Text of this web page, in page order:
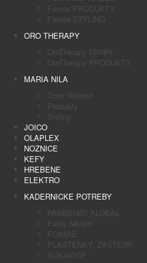
Fanola PRODUKTY
Fanola STYLING
ORO THERAPY
OroTherapy FARBY
OroTherapy PRODUKTY
MARIA NILA
Color Refresh
Produkty
Styling
JOICO
OLAPLEX
NOZNICE
KEFY
HREBENE
ELEKTRO
KADERNICKE POTREBY
FARBENIE/ ALOBAL
Farby NASHI
FOAMIE
PLASTENKY, ZASTERY
RUKAVICE